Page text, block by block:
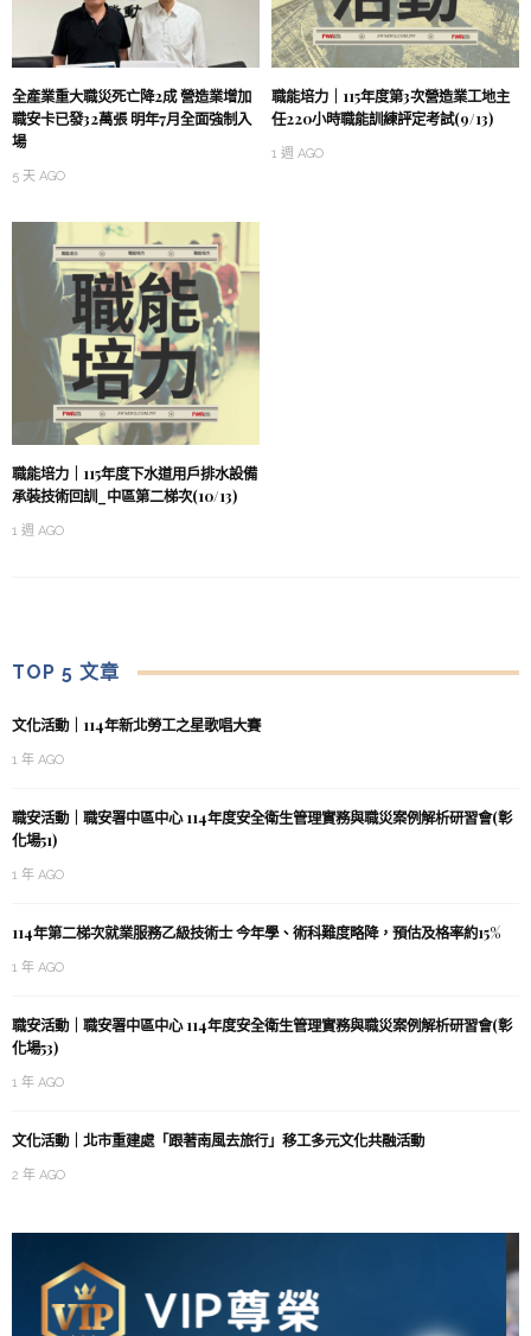
全產業重大職災死亡降2成 營造業增加
職安卡已發32萬張 明年7月全面強制入
場
5 天 AGO
職能培力｜115年度第3次營造業工地主
任220小時職能訓練評定考試(9/13)
1 週 AGO
職能培力｜115年度下水道用戶排水設備
承裝技術回訓_中區第二梯次(10/13)
1 週 AGO
TOP 5 文章
文化活動｜114年新北勞工之星歌唱大賽
1 年 AGO
職安活動｜職安署中區中心 114年度安全衛生管理實務與職災案例解析研習會(彰
化場51)
1 年 AGO
114年第二梯次就業服務乙級技術士 今年學、術科難度略降，預估及格率約15%
1 年 AGO
職安活動｜職安署中區中心 114年度安全衛生管理實務與職災案例解析研習會(彰
化場53)
1 年 AGO
文化活動｜北市重建處「跟著南風去旅行」移工多元文化共融活動
2 年 AGO